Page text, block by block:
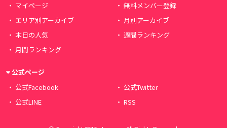
マイページ
無料メンバー登録
エリア別アーカイブ
月別アーカイブ
本日の人気
週間ランキング
月間ランキング
公式ページ
公式Facebook
公式Twitter
公式LINE
RSS